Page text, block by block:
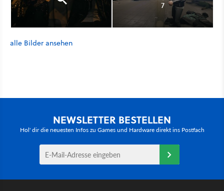
7
alle Bilder ansehen
NEWSLETTER BESTELLEN
Hol' dir die neuesten Infos zu Games und Hardware direkt ins Postfach